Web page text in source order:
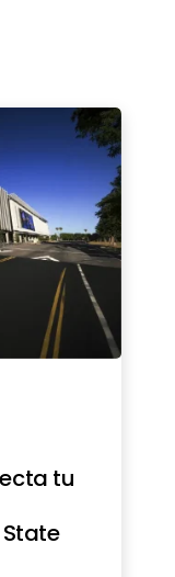
tu